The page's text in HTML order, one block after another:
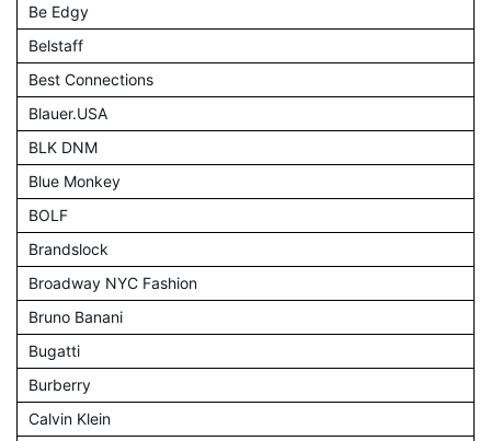
Be Edgy
Belstaff
Best Connections
Blauer.USA
BLK DNM
Blue Monkey
BOLF
Brandslock
Broadway NYC Fashion
Bruno Banani
Bugatti
Burberry
Calvin Klein